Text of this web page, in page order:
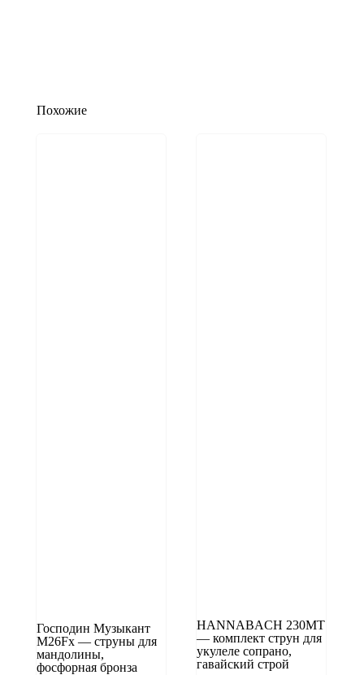
Похожие
Господин Музыкант
M26Fx — струны для
мандолины,
фосфорная бронза
HANNABACH 230MT
— комплект струн для
укулеле сопрано,
гавайский строй